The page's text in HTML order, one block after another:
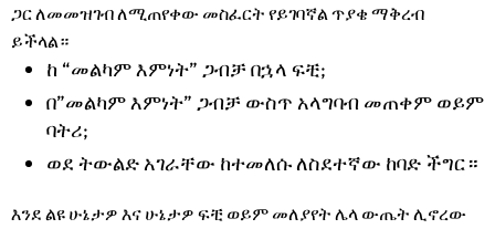
ጋር ለመመዝገብ ለሚጠየቀው መስፈርት የይገባኛል ጥያቄ ማቅረብ
ይችላል።
ከ “መልካም እምነት” ጋብቻ በኋላ ፍቺ;
በ”መልካም እምነት” ጋብቻ ውስጥ አላግባብ መጠቀም ወይም
ባትሪ;
ወደ ትውልድ አገራቸው ከተመለሱ ለስደተኛው ከባድ ችግር።
እንደ ልዩ ሁኔታዎ እና ሁኔታዎ ፍቺ ወይም መለያየት ሌላ ውጤት ሊኖረው